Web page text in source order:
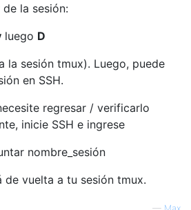
de la sesión:
luego D
la sesión tmux). Luego, puede
en SSH.
regresar / verificarlo
inicie SSH e ingrese
nombre_sesión
de vuelta a tu sesión tmux.